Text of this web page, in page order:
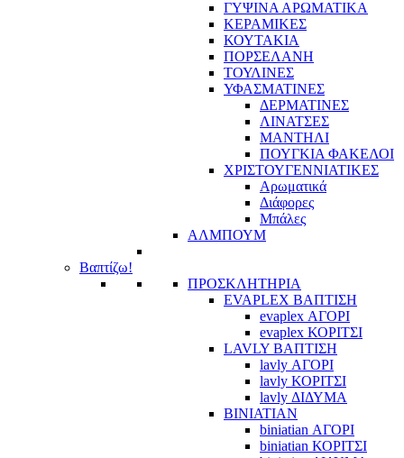
ΓΥΨΙΝΑ ΑΡΩΜΑΤΙΚΑ
ΚΕΡΑΜΙΚΕΣ
ΚΟΥΤΑΚΙΑ
ΠΟΡΣΕΛΑΝΗ
ΤΟΥΛΙΝΕΣ
ΥΦΑΣΜΑΤΙΝΕΣ
ΔΕΡΜΑΤΙΝΕΣ
ΛΙΝΑΤΣΕΣ
ΜΑΝΤΗΛΙ
ΠΟΥΓΚΙΑ ΦΑΚΕΛΟΙ
ΧΡΙΣΤΟΥΓΕΝΝΙΑΤΙΚΕΣ
Αρωματικά
Διάφορες
Μπάλες
ΑΛΜΠΟΥΜ
Βαπτίζω!
ΠΡΟΣΚΛΗΤΗΡΙΑ
EVAPLEX ΒΑΠΤΙΣΗ
evaplex ΑΓΟΡΙ
evaplex ΚΟΡΙΤΣΙ
LAVLY ΒΑΠΤΙΣΗ
lavly ΑΓΟΡΙ
lavly ΚΟΡΙΤΣΙ
lavly ΔΙΔΥΜΑ
BINIATIAN
biniatian ΑΓΟΡΙ
biniatian ΚΟΡΙΤΣΙ